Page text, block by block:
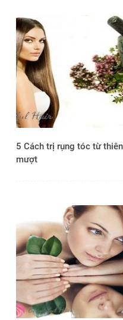
5 Cách trị rụng tóc từ
mượt